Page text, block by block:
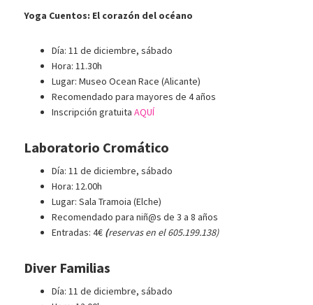
Yoga Cuentos: El corazón del océano
Día: 11 de diciembre, sábado
Hora: 11.30h
Lugar: Museo Ocean Race (Alicante)
Recomendado para mayores de 4 años
Inscripción gratuitaAQUÍ
Laboratorio Cromático
Día: 11 de diciembre, sábado
Hora: 12.00h
Lugar: Sala Tramoia (Elche)
Recomendado para niñ@s de 3 a 8 años
Entradas: 4€ (reservas en el 605.199.138)
Diver Familias
Día: 11 de diciembre, sábado